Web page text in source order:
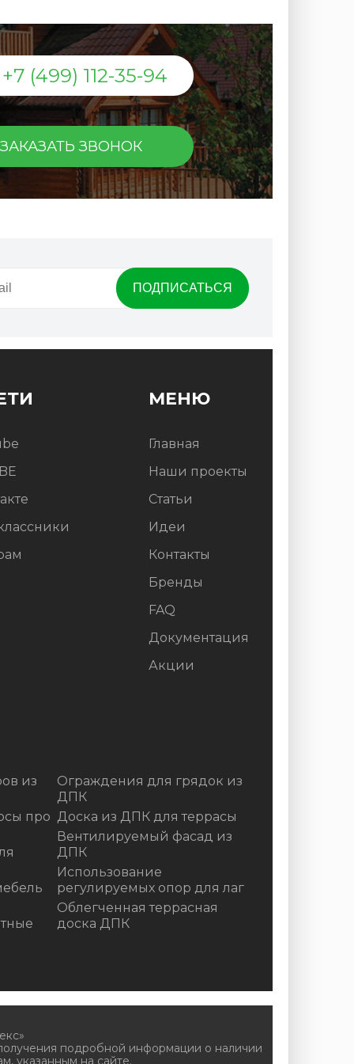
+7 (499) 112-35-94
ЗАКАЗАТЬ ЗВОНОК
МЕНЮ
Главная
Наши проекты
Статьи
Идеи
Контакты
Бренды
FAQ
Документация
Акции
из
про
Ограждения для грядок из
ДПК
Доска из ДПК для террасы
Вентилируемый фасад из
ДПК
Использование
регулируемых опор для лаг
Облегченная террасная
доска ДПК
подробной информации о наличии
указанным на сайте.